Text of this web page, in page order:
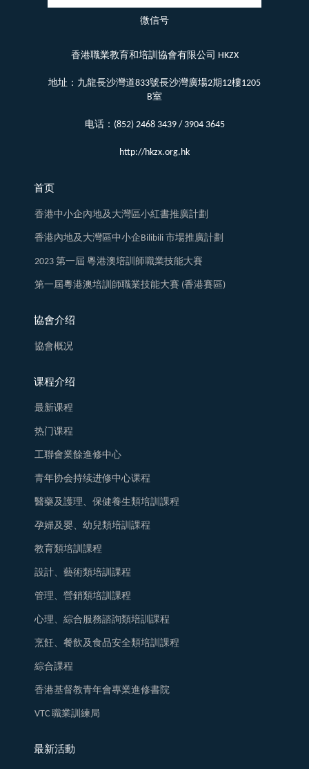
微信号
香港職業教育和培訓協會有限公司 HKZX
地址：九龍長沙灣道833號長沙灣廣場2期12樓1205
B室
电话：(852) 2468 3439 / 3904 3645
http://hkzx.org.hk
首页
香港中小企內地及大灣區小紅書推廣計劃
香港內地及大灣區中小企Bilibili 市場推廣計劃
2023 第一屆 粵港澳培訓師職業技能大賽
第一屆粵港澳培訓師職業技能大賽 (香港賽區)
協會介绍
協會概况
课程介绍
最新课程
热门课程
工聯會業餘進修中心
青年协会持续进修中心课程
醫藥及護理、保健養生類培訓課程
孕婦及嬰、幼兒類培訓課程
教育類培訓課程
設計、藝術類培訓課程
管理、營銷類培訓課程
心理、綜合服務諮詢類培訓課程
烹飪、餐飲及食品安全類培訓課程
綜合課程
香港基督教青年會專業進修書院
VTC 職業訓練局
最新活動